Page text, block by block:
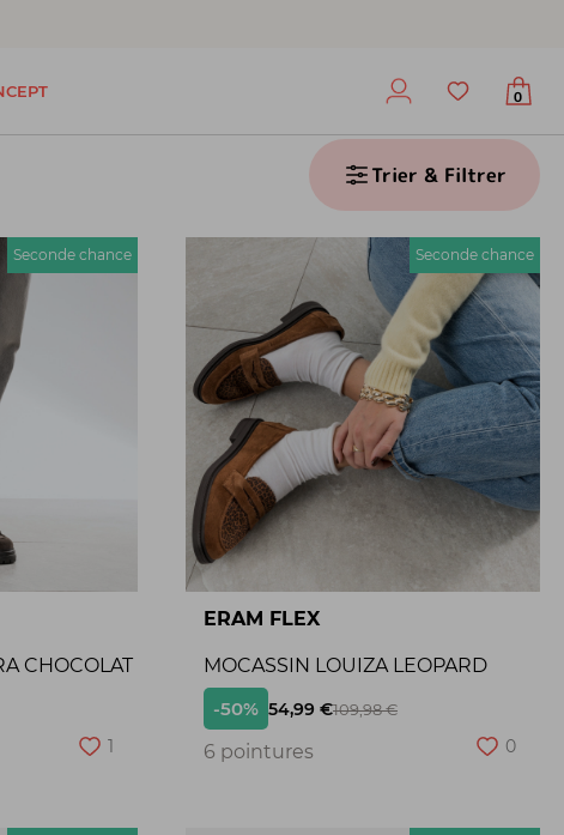
0
Trier & Filtrer
Seconde chance
CHOCOLAT
1
Seconde chance
ERAM FLEX
MOCASSIN LOUIZA LEOPARD
-50% 54,99 €109,98 €
6 pointures 0